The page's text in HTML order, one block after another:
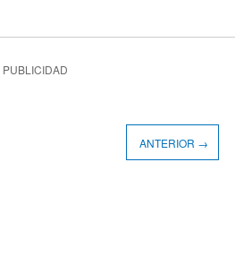
PUBLICIDAD
ANTERIOR →